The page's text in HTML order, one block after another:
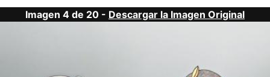
Imagen 4 de 20 - Descargar la Imagen Original